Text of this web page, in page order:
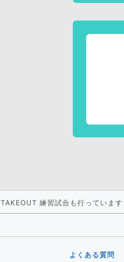
TAKEOUT 練習試合も行っています
よくある質問